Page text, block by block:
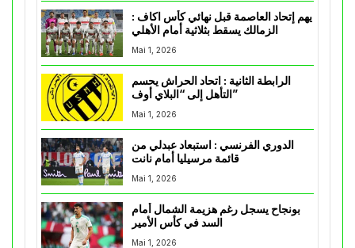
يهم إتحاد العاصمة قبل نهائي كأس اكاف :
Mai 1, 2026
الرابطة الثانية : اتحاد الحراش يحسم
التأهل إلى “البلاي أوف”
Mai 1, 2026
الدوري الفرنسي : استبعاد عبدلي من
قائمة مرسيليا أمام نانت
Mai 1, 2026
بونجاح يسجل رغم هزيمة الشمال أمام
السد في كأس الأمير
Mai 1, 2026